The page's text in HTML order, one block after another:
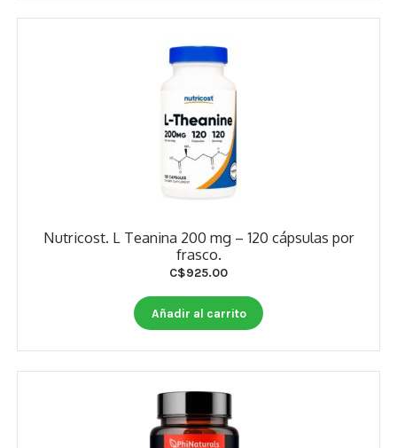
Nutricost. L Teanina 200 mg – 120 cápsulas por
frasco.
C$925.00
Añadir al carrito